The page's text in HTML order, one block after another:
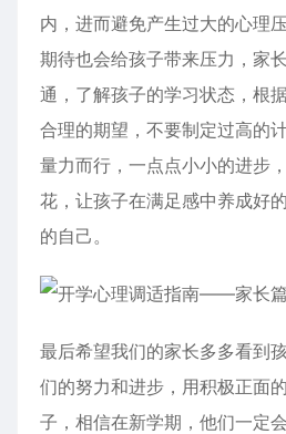
内，进而避免产生过大的心理
期待也会给孩子带来压力，家
通，了解孩子的学习状态，根
合理的期望，不要制定过高的
量力而行，一点点小小的进步
花，让孩子在满足感中养成好
的自己。
最后希望我们的家长多多看到
们的努力和进步，用积极正面
子，相信在新学期，他们一定